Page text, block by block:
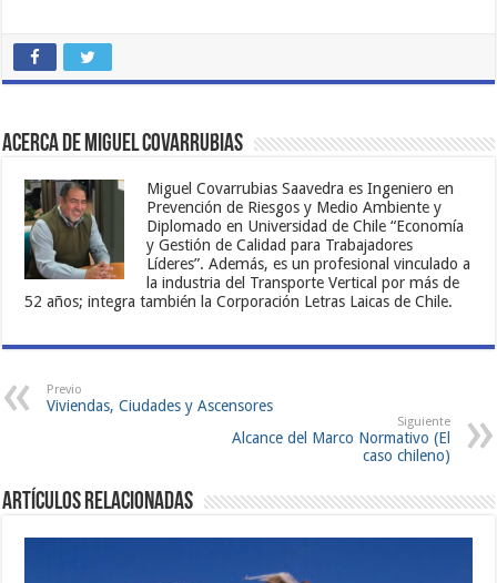
Acerca de Miguel Covarrubias
Miguel Covarrubias Saavedra es Ingeniero en
Prevención de Riesgos y Medio Ambiente y
Diplomado en Universidad de Chile “Economía
y Gestión de Calidad para Trabajadores
Líderes”. Además, es un profesional vinculado a
la industria del Transporte Vertical por más de
52 años; integra también la Corporación Letras Laicas de Chile.
Previo
Viviendas, Ciudades y Ascensores
Siguiente
Alcance del Marco Normativo (El
caso chileno)
Artículos Relacionadas